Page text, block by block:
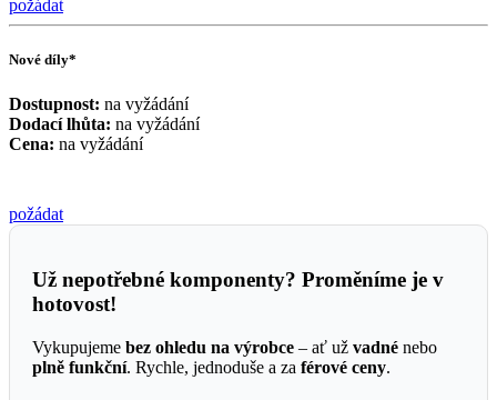
požádat
Nové díly*
Dostupnost: na vyžádání
Dodací lhůta: na vyžádání
Cena: na vyžádání
požádat
Už nepotřebné komponenty? Proměníme je v
hotovost!
Vykupujeme bez ohledu na výrobce – ať už vadné nebo
plně funkční. Rychle, jednoduše a za férové ceny.